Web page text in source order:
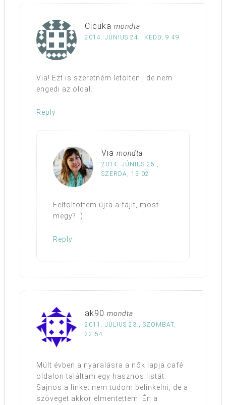
Cicuka mondta
2014. JÚNIUS 24., KEDD, 9:49
Via! Ezt is szeretném letölteni, de nem
engedi az oldal.
Reply
Via mondta
2014. JÚNIUS 25.,
SZERDA, 15:02
Feltöltöttem újra a fájlt, most
megy? :)
Reply
ak90 mondta
2011. JÚLIUS 23., SZOMBAT,
22:54
Múlt évben a nyaralásra a nők lapja café
oldalon találtam egy hasznos listát.
Sajnos a linket nem tudom belinkelni, de a
szöveget akkor elmentettem. Én a